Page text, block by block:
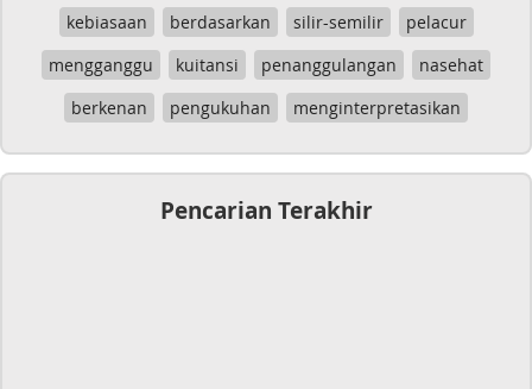
kebiasaan
berdasarkan silir-semilir
pelacur
mengganggu
kuitansi penanggulangan
nasehat
berkenan
pengukuhan menginterpretasikan
Pencarian Terakhir